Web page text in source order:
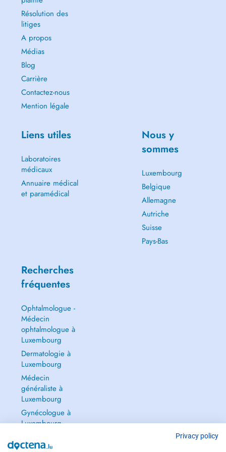
prescription.
Résolution des
litiges
A propos
Médias
Blog
Carrière
Contactez-nous
Mention légale
Liens utiles
Laboratoires
médicaux
Annuaire médical
et paramédical
Nous y
sommes
Luxembourg
Belgique
Allemagne
Autriche
Suisse
Pays-Bas
Recherches
fréquentes
Ophtalmologue -
Médecin
ophtalmologue à
Luxembourg
Dermatologie à
Luxembourg
Médecin
généraliste à
Luxembourg
Gynécologue à
Luxembourg
Privacy policy